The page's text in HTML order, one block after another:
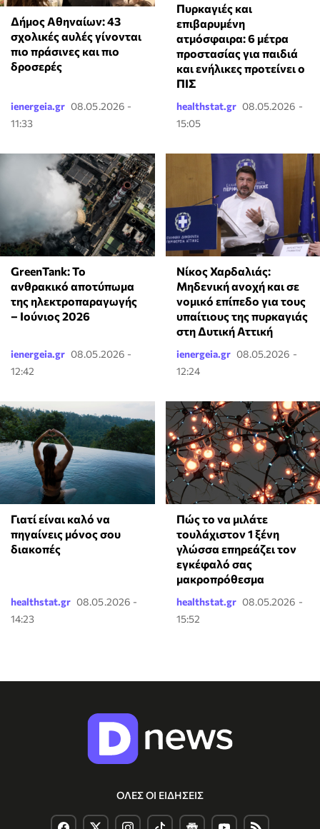
Δήμος Αθηναίων: 43
σχολικές αυλές γίνονται
πιο πράσινες και πιο
δροσερές
ienergeia.gr 08.05.2026 -
11:33
Πυρκαγιές και
επιβαρυμένη
ατμόσφαιρα: 6 μέτρα
προστασίας για παιδιά
και ενήλικες προτείνει ο
ΠΙΣ
healthstat.gr 08.05.2026 -
15:05
GreenTank: Το
ανθρακικό αποτύπωμα
της ηλεκτροπαραγωγής
– Ιούνιος 2026
ienergeia.gr 08.05.2026 -
12:42
Νίκος Χαρδαλιάς:
Μηδενική ανοχή και σε
νομικό επίπεδο για τους
υπαίτιους της πυρκαγιάς
στη Δυτική Αττική
ienergeia.gr 08.05.2026 -
12:24
Γιατί είναι καλό να
πηγαίνεις μόνος σου
διακοπές
healthstat.gr 08.05.2026 -
14:23
⁠Πώς το να μιλάτε
τουλάχιστον 1 ξένη
γλώσσα επηρεάζει τον
εγκέφαλό σας
μακροπρόθεσμα
healthstat.gr 08.05.2026 -
15:52
ΟΛΕΣ ΟΙ ΕΙΔΗΣΕΙΣ